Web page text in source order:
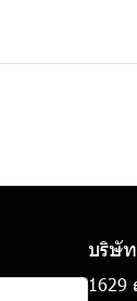
บริษั
1629